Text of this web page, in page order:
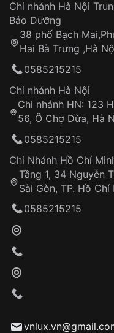
Áp dụng cho
Thời gian tính
công
Hotline: 0585 215
Từ khóa SEO:
Khách hàng
Từ khóa SEO:
Dây đeo
Sản phẩm đã
Tự ý sửa
thống
Đảm bảo
Đồng hành
trình sử dụng
Chi nhánh Hà Nội
Bảo Dưỡng
38 phố Bạch
Hai Bà Trưng ,Hà
0585215215
Chi nhánh Hà Nội
Chi nhánh HN: 123
56, Ô Chợ Dừa, Hà
0585215215
Chi Nhánh Hồ Chí
Tầng 1, 34 Nguyễn
Sài Gòn, TP. Hồ Chí
0585215215